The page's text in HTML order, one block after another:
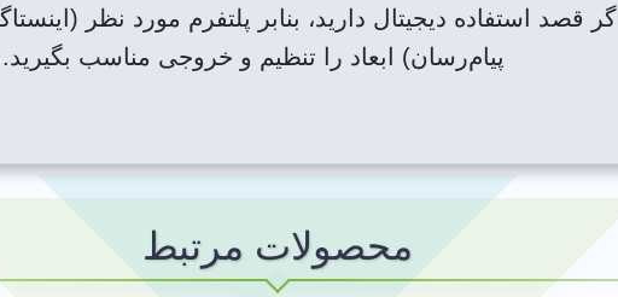
اگر قصد استفاده دیجیتال دارید، بنابر پلتفرم مورد نظر
پیام‌رسان) ابعاد را تنظیم و خروجی مناسب بگیرید.
محصولات مرتبط